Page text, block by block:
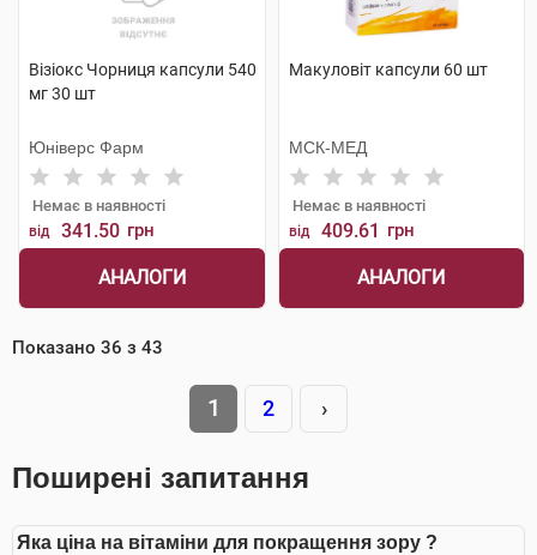
Візіокс Чорниця капсули 540
мг 30 шт
Юніверс Фарм
Немає в наявності
від 341.50 грн
АНАЛОГИ
Макуловіт капсули 60 шт
МСК-МЕД
Немає в наявності
від 409.61 грн
АНАЛОГИ
Показано 36 з 43
1 2 ›
Поширені запитання
Яка ціна на вітаміни для покращення зору ?